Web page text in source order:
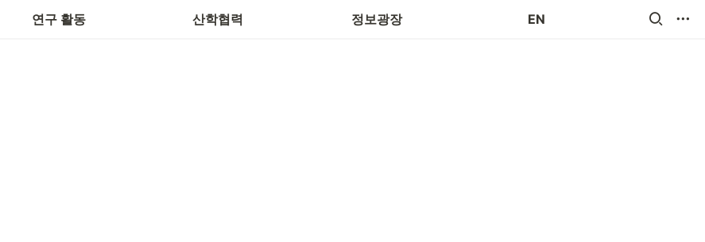
연구 활동 산학협력 정보광장 EN
학생연구자 고충·상담창구 현장애로사항 접수